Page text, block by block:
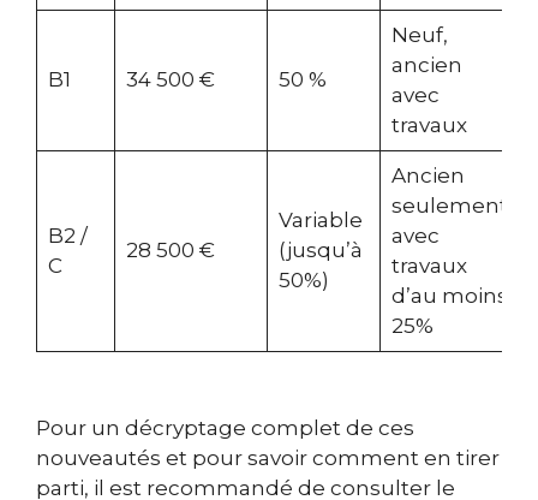
B1 34 500 € 50 %
Neuf,
ancien
avec
travaux
B2 /
C
28 500 €
Variable
(jusqu’à
50%)
Ancien
seulement,
avec
travaux
d’au moins
25%
Pour un décryptage complet de ces
nouveautés et pour savoir comment en tirer
parti, il est recommandé de consulter le